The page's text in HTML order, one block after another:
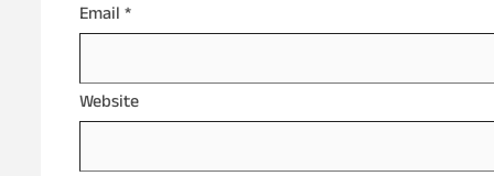
Email *
Website